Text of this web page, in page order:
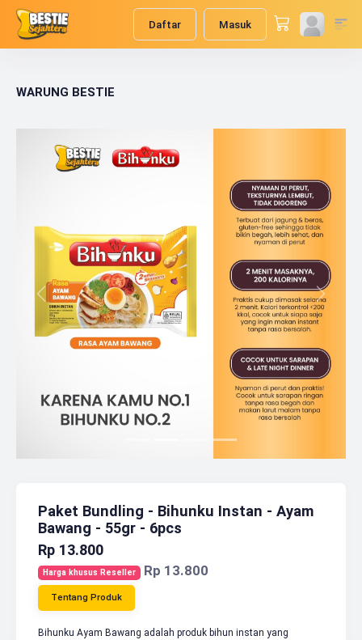
Daftar Masuk
WARUNG BESTIE
Previous Next
Paket Bundling - Bihunku Instan - Ayam
Bawang - 55gr - 6pcs
Rp 13.800
Harga khusus Reseller Rp 13.800
Tentang Produk
Bihunku Ayam Bawang adalah produk bihun instan yang